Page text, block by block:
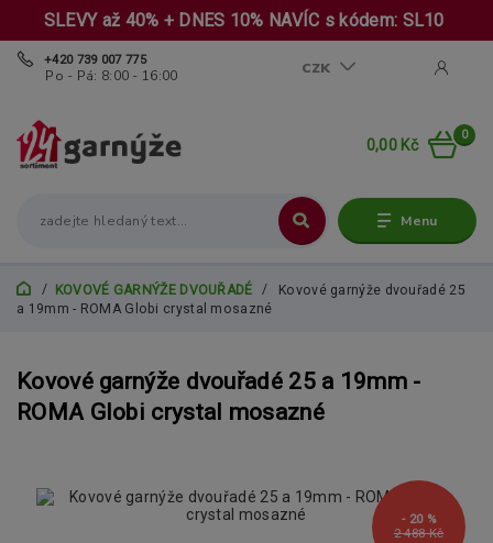
SLEVY až 40% + DNES 10% NAVÍC s kódem: SL10
Menu
CZK
+420 739 007 775
Po - Pá: 8:00 - 16:00
0
0,00 Kč
KOVOVÉ GARNÝŽE DVOUŘADÉ
Kovové garnýže dvouřadé 25
a 19mm - ROMA Globi crystal mosazné
Kovové garnýže dvouřadé 25 a 19mm -
ROMA Globi crystal mosazné
2 488 Kč
- 20 %